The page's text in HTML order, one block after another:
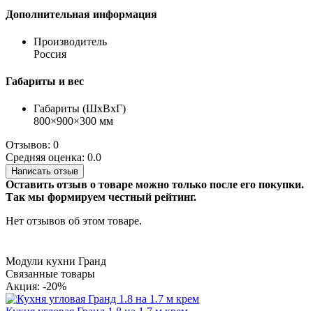
Дополнительная информация
Производитель
Россия
Габариты и вес
Габариты (ШхВхГ)
800×900×300 мм
Отзывов: 0
Средняя оценка: 0.0
Написать отзыв
Оставить отзыв о товаре можно только после его покупки.
Так мы формируем честный рейтинг.
Нет отзывов об этом товаре.
Модули кухни Гранд
Связанные товары
Акция: -20%